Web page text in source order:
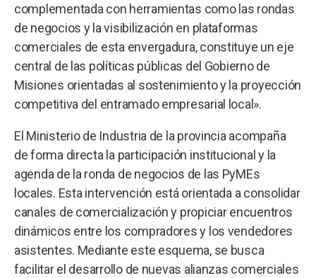
complementada con herramientas como las rondas
de negocios y la visibilización en plataformas
comerciales de esta envergadura, constituye un eje
central de las políticas públicas del Gobierno de
Misiones orientadas al sostenimiento y la proyección
competitiva del entramado empresarial local».
El Ministerio de Industria de la provincia acompaña
de forma directa la participación institucional y la
agenda de la ronda de negocios de las PyMEs
locales. Esta intervención está orientada a consolidar
canales de comercialización y propiciar encuentros
dinámicos entre los compradores y los vendedores
asistentes. Mediante este esquema, se busca
facilitar el desarrollo de nuevas alianzas comerciales